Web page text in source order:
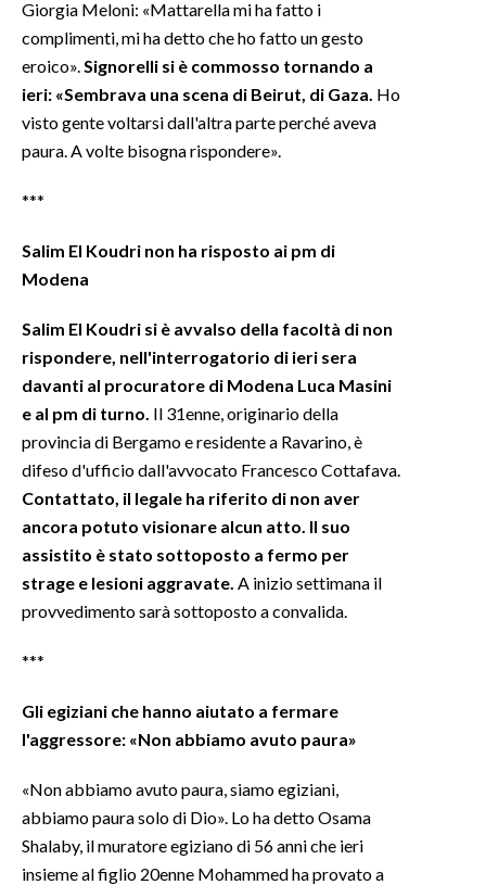
Giorgia Meloni: «Mattarella mi ha fatto i
complimenti, mi ha detto che ho fatto un gesto
eroico». Signorelli si è commosso tornando a
ieri: «Sembrava una scena di Beirut, di Gaza. Ho
visto gente voltarsi dall'altra parte perché aveva
paura. A volte bisogna rispondere».
***
Salim El Koudri non ha risposto ai pm di
Modena
Salim El Koudri si è avvalso della facoltà di non
rispondere, nell'interrogatorio di ieri sera
davanti al procuratore di Modena Luca Masini
e al pm di turno. Il 31enne, originario della
provincia di Bergamo e residente a Ravarino, è
difeso d'ufficio dall'avvocato Francesco Cottafava.
Contattato, il legale ha riferito di non aver
ancora potuto visionare alcun atto. Il suo
assistito è stato sottoposto a fermo per
strage e lesioni aggravate. A inizio settimana il
provvedimento sarà sottoposto a convalida.
***
Gli egiziani che hanno aiutato a fermare
l'aggressore: «Non abbiamo avuto paura»
«Non abbiamo avuto paura, siamo egiziani,
abbiamo paura solo di Dio». Lo ha detto Osama
Shalaby, il muratore egiziano di 56 anni che ieri
insieme al figlio 20enne Mohammed ha provato a